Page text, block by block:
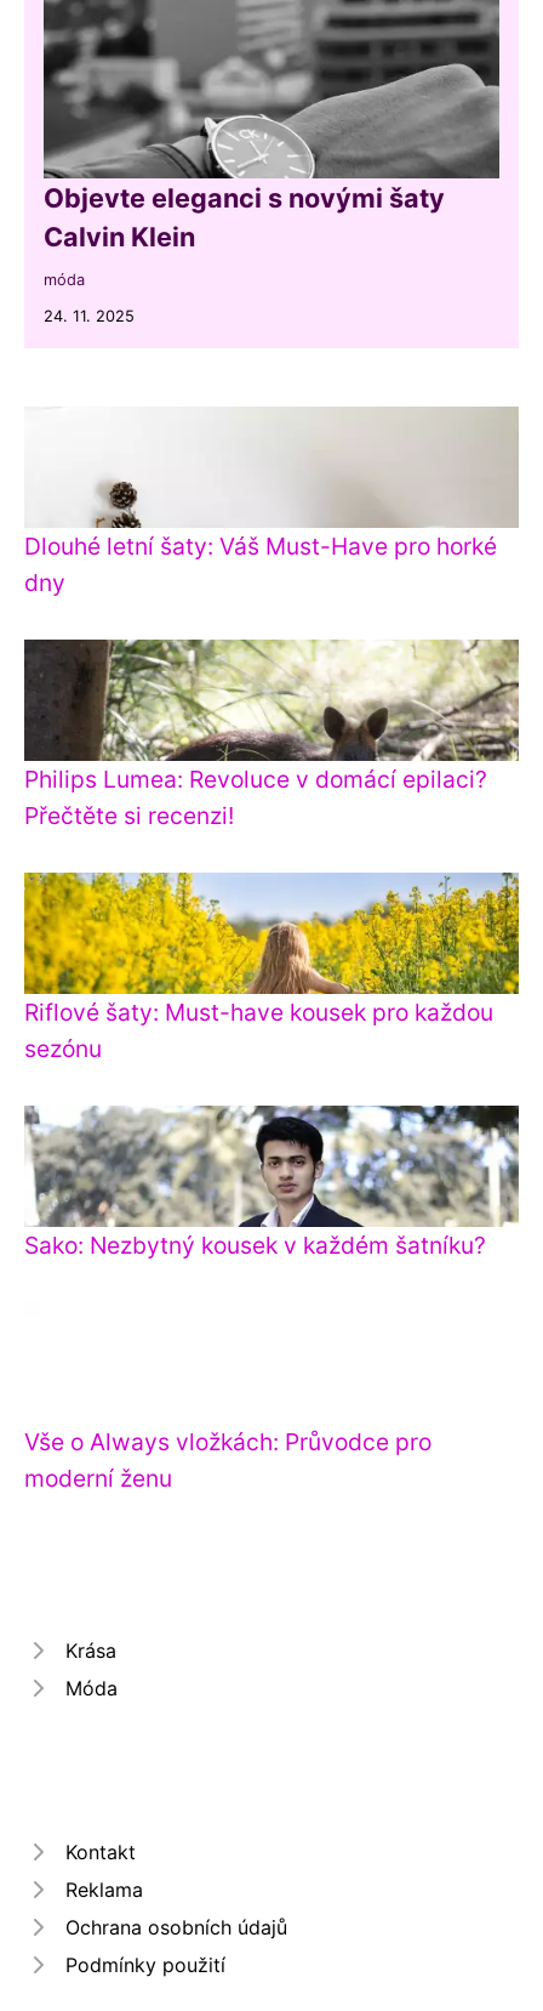
Objevte eleganci s novými šaty
Calvin Klein
móda
24. 11. 2025
Dlouhé letní šaty: Váš Must-Have pro horké
dny
Philips Lumea: Revoluce v domácí epilaci?
Přečtěte si recenzi!
Riflové šaty: Must-have kousek pro každou
sezónu
Sako: Nezbytný kousek v každém šatníku?
Vše o Always vložkách: Průvodce pro
moderní ženu
Krása
Móda
Kontakt
Reklama
Ochrana osobních údajů
Podmínky použití